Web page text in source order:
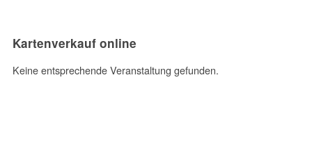
Kartenverkauf online
Keine entsprechende Veranstaltung gefunden.